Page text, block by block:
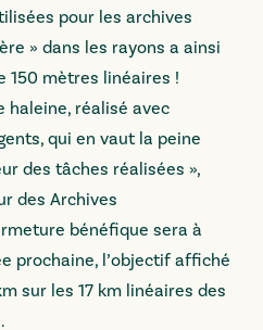
pour les archives
» dans les rayons a ainsi
150 mètres linéaires !
haleine, réalisé avec
qui en vaut la peine
des tâches réalisées »,
des Archives
bénéfique sera à
prochaine, l’objectif affiché
sur les 17 km linéaires des